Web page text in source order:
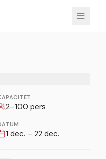
1/
2–100 pers
1 dec. – 22 dec.